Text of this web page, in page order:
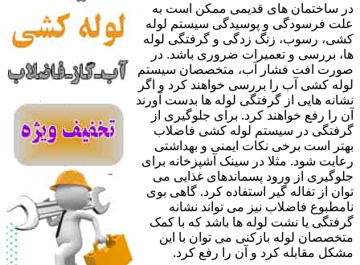
در ساختمان های قدیمی ممکن است به
علت فرسودگی و پوسیدگی سیستم لوله
کشی، رسوب، زنگ زدگی و گرفتگی لوله
ها، بررسی و تعمیرات ضروری باشد. در
صورت افت فشار آب، متخصصان سیستم
لوله کشی آب را بررسی خواهند کرد و اگر
نشانه هایی از گرفتگی لوله ها بدست آورند
آن را رفع خواهند کرد. برای جلوگیری از
گرفتگی در سیستم لوله کشی فاضلاب
بهتر است برخی نکات ایمنی و بهداشتی
رعایت شود. مثلا در سینک آشپزخانه برای
جلوگیری از ورود پسماندهای غذایی می
توان از تفاله گیر استفاده کرد. گاهی بوی
نامطبوع فاضلاب نیز می تواند نشانه
گرفتگی یا نشت لوله ها باشد که با کمک
متخصصان لوله بازکنی می توان با این
مشکل مقابله کرد و آن را رفع کرد.